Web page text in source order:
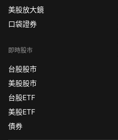
美股放大鏡
口袋證券
即時股市
台股股市
美股股市
台股ETF
美股ETF
債券